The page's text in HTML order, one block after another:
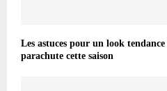
Les astuces pour un look
parachute cette saison